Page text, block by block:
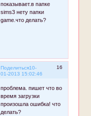
показывает.в папке
sims3 нету папки
game.что делать?
Поделиться 16
10-
01-2013 15:02:46
проблема. пишет что во
время загрузки
произошла ошибка! что
делать?